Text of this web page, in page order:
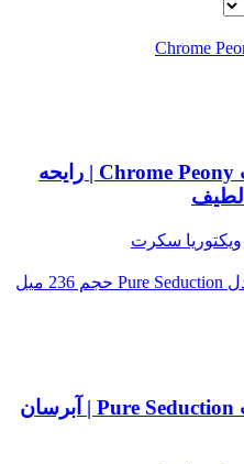
لوسیون بدن ویکتوریا سکرت Chrome Peony | رایحه
ویکتوریا سکرت
لوسیون بدن ویکتوریا سکرت Pure Seduction | آبرسان